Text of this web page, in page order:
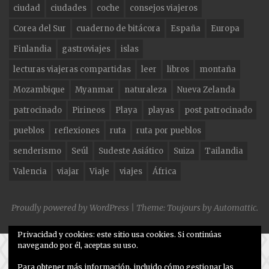
o
o
k
m
ciudad
ciudades coche
consejos viajeros
Corea del Sur
cuaderno de bitácora España
Europa
Finlandia
gastroviajes
islas
lecturas viajeras compartidas
leer libros
montaña
Mozambique
Myanmar naturaleza
Nueva Zelanda
patrocinado
Pirineos Playa playas
post patrocinado
pueblos
reflexiones ruta
ruta por pueblos
senderismo
Seúl Sudeste Asiático Suiza
Tailandia
Valencia
viajar Viaje viajes África
Proudly powered by WordPress Theme: Toujours byAutomattic.
Privacidad y cookies: este sitio usa cookies. Si continúas
navegando por él, aceptas su uso.
Para obtener más información, incluido cómo gestionar las